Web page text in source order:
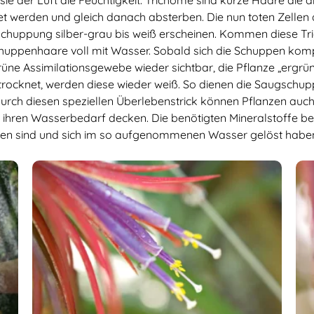
werden und gleich danach absterben. Die nun toten
silber-grau bis weiß erscheinen. Kommen diese
voll mit Wasser. Sobald sich die Schuppen
Assimilationsgewebe wieder sichtbar, die Pflanze
werden diese wieder weiß. So dienen die
diesen speziellen Überlebenstrick können Pflanzen
Wasserbedarf decken. Die benötigten Mineralstoffe
sind und sich im so aufgenommenen Wasser gelöst